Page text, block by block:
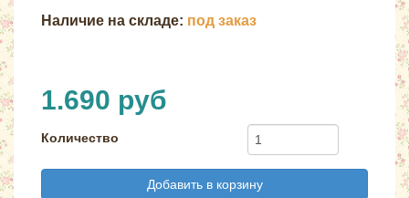
Наличие на складе: под заказ
1.690 руб
Количество
Добавить в корзину